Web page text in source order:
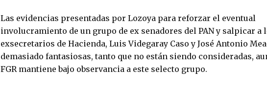
Las evidencias presentadas por Lozoya para reforzar el eventual
involucramiento de un grupo de ex senadores del PAN y salpicar a
exsecretarios de Hacienda, Luis Videgaray Caso y José Antonio
demasiado fantasiosas, tanto que no están siendo consideradas,
FGR mantiene bajo observancia a este selecto grupo.